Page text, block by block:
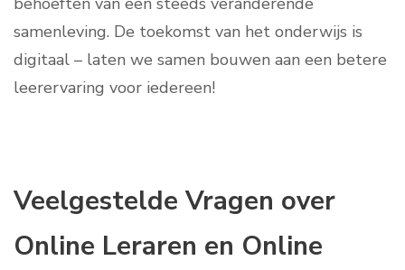
samenleving. De toekomst van het onderwijs is
digitaal – laten we samen bouwen aan een betere
leerervaring voor iedereen!
Veelgestelde Vragen over
Online Leraren en Online